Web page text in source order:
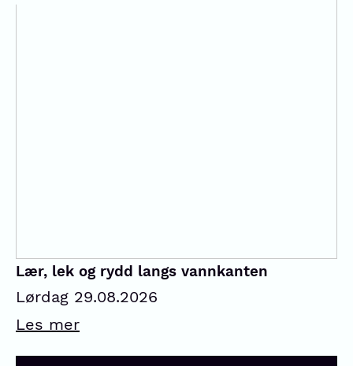
Lær, lek og rydd langs vannkanten
Lørdag 29.08.2026
Les mer